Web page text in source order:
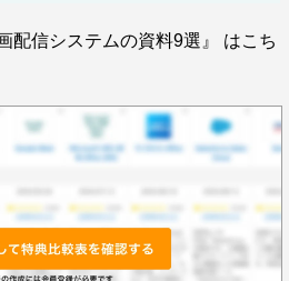
配信システムの資料9選』 はこち